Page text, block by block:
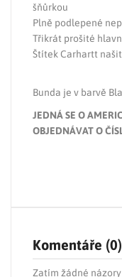
šňůrkou
Plně podlepené
Třikrát prošité
Štítek Carhartt
Bunda je v barvě
JEDNÁ SE O
OBJEDNÁVAT O
Komentáře (0)
Zatím žádné názory